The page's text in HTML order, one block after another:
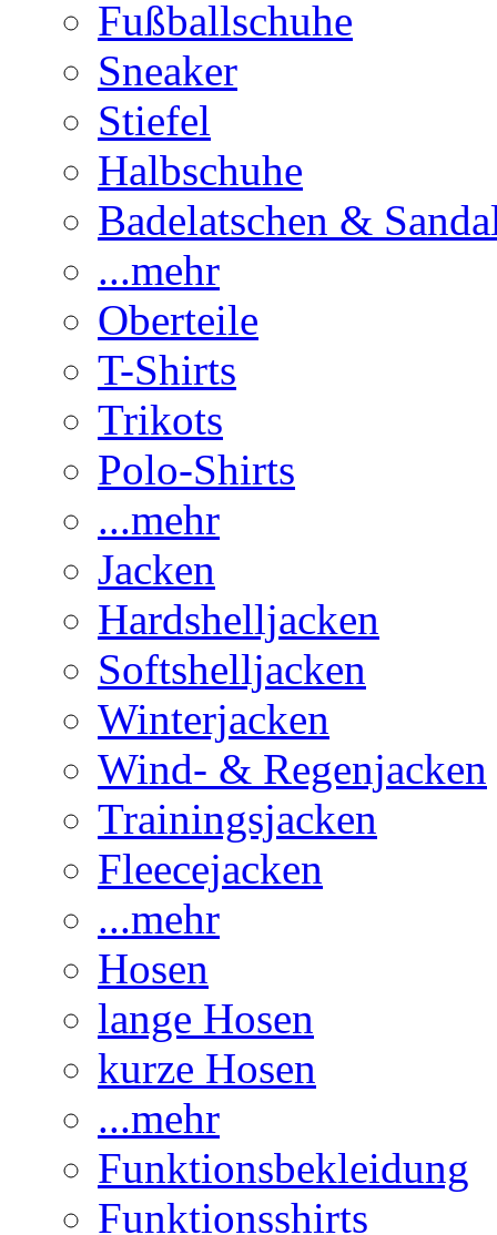
Fußballschuhe
Sneaker
Stiefel
Halbschuhe
Badelatschen &
...mehr
Oberteile
T-Shirts
Trikots
Polo-Shirts
...mehr
Jacken
Hardshelljacken
Softshelljacken
Winterjacken
Wind- & Regenjacken
Trainingsjacken
Fleecejacken
...mehr
Hosen
lange Hosen
kurze Hosen
...mehr
Funktionsbekleidung
Funktionsshirts